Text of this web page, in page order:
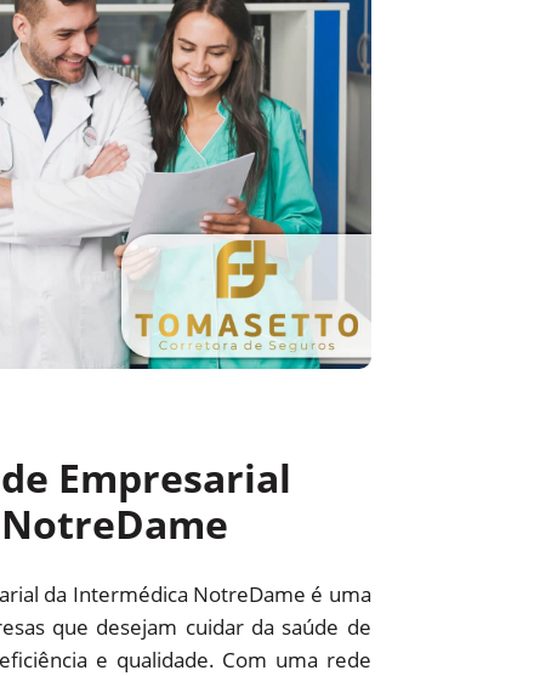
Empresarial
da Intermédica NotreDame é uma
que desejam cuidar da saúde de
e qualidade. Com uma rede